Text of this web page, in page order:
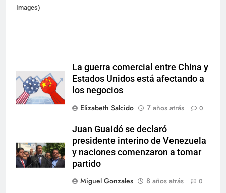
Images)
La guerra comercial entre China y
Estados Unidos está afectando a
los negocios
Elizabeth Salcido
7 años atrás 0
Juan Guaidó se declaró
presidente interino de Venezuela
y naciones comenzaron a tomar
partido
Miguel Gonzales
8 años atrás 0